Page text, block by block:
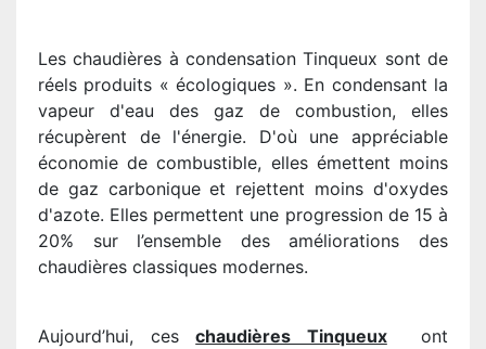
Les chaudières à condensation Tinqueux sont de
réels produits « écologiques ». En condensant la
vapeur d'eau des gaz de combustion, elles
récupèrent de l'énergie. D'où une appréciable
économie de combustible, elles émettent moins
de gaz carbonique et rejettent moins d'oxydes
d'azote. Elles permettent une progression de 15 à
20% sur l’ensemble des améliorations des
chaudières classiques modernes.
Aujourd’hui, ceschaudières Tinqueuxont